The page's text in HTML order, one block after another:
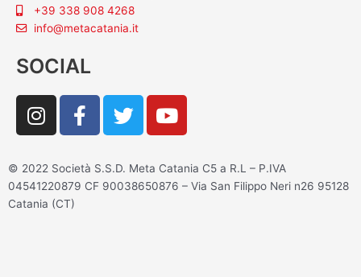
+39 338 908 4268
info@metacatania.it
SOCIAL
I
n
t
a
g
F
a
e
b
T
w
t
t
Y
o
t
u
© 2022 Società S.S.D. Meta Catania C5 a R.L – P.IVA
04541220879 CF 90038650876 – Via San Filippo Neri n26 95128
Catania (CT)